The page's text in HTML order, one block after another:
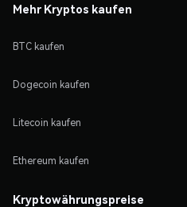
Mehr Kryptos kaufen
BTC kaufen
Dogecoin kaufen
Litecoin kaufen
Ethereum kaufen
Kryptowährungspreise